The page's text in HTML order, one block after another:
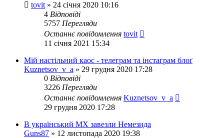
tovit » 24 січня 2020 10:16
4 Відповіді
5757 Перегляди
Останнє повідомлення tovit
11 січня 2021 15:34
Мій настільний каос - телеграм та інстаграм блоґ
Kuznetsov_v_a » 29 грудня 2020 17:28
0 Відповіді
3226 Перегляди
Останнє повідомлення Kuznetsov_v_a
29 грудня 2020 17:28
В український МХ завезли Немезида
Guns87 » 12 листопада 2020 19:38